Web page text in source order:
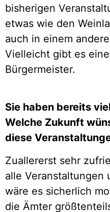
bisherigen
etwas wie den
auch in einem
Vielleicht gibt es
Bürgermeister.
Sie haben bereits
Welche Zukunft
diese
Zuallererst sehr
alle Veranstaltungen
wäre es sicherlich
die Ämter